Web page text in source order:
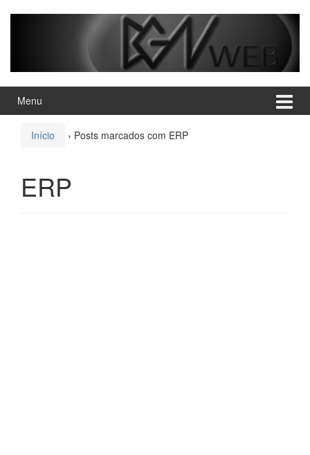
Menu
Início › Posts marcados com ERP
ERP